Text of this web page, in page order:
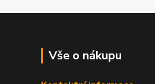
Vše o nákupu